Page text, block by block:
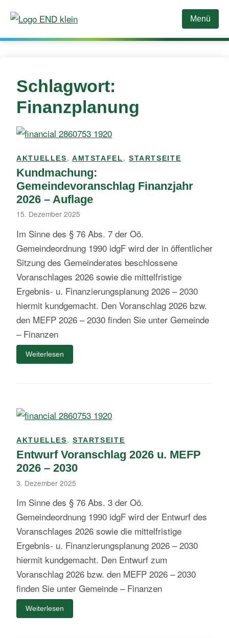
Inhalt
springen
Menü
Schlagwort:
Finanzplanung
AKTUELLES , AMTSTAFEL , STARTSEITE
Kundmachung:
Gemeindevoranschlag Finanzjahr
2026 – Auflage
15. Dezember 2025
Im Sinne des § 76 Abs. 7 der Oö.
Gemeindeordnung 1990 idgF wird der in öffentlicher
Sitzung des Gemeinderates beschlossene
Voranschlages 2026 sowie die mittelfristige
Ergebnis- u. Finanzierungsplanung 2026 – 2030
hiermit kundgemacht. Den Voranschlag 2026 bzw.
den MEFP 2026 – 2030 finden Sie unter Gemeinde
– Finanzen
Weiterlesen
AKTUELLES , STARTSEITE
Entwurf Voranschlag 2026 u. MEFP
2026 – 2030
3. Dezember 2025
Im Sinne des § 76 Abs. 3 der Oö.
Gemeindeordnung 1990 idgF wird der Entwurf des
Voranschlages 2026 sowie die mittelfristige
Ergebnis- u. Finanzierungsplanung 2026 – 2030
hiermit kundgemacht. Den Entwurf zum
Voranschlag 2026 bzw. den MEFP 2026 – 2030
finden Sie unter Gemeinde – Finanzen
Weiterlesen